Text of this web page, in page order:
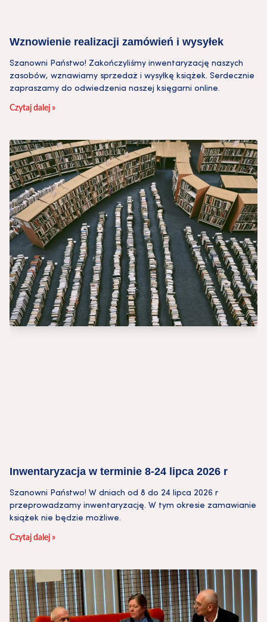
Wznowienie realizacji zamówień i wysyłek
Szanowni Państwo! Zakończyliśmy inwentaryzację naszych
zasobów, wznawiamy sprzedaż i wysyłkę książek. Serdecznie
zapraszamy do odwiedzenia naszej księgarni online.
Czytaj dalej »
Inwentaryzacja w terminie 8-24 lipca 2026 r
Szanowni Państwo! W dniach od 8 do 24 lipca 2026 r
przeprowadzamy inwentaryzację. W tym okresie zamawianie
książek nie będzie możliwe.
Czytaj dalej »